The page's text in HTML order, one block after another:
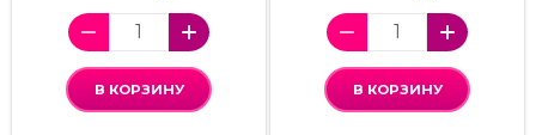
В КОРЗИНУ В КОРЗИНУ